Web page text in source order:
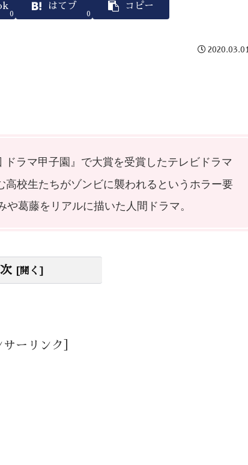
0
はてブ
0
コピー
2020.03.01
ドラマ甲子園』で大賞を受賞したテレビドラマ
校生たちがゾンビに襲われるというホラー要
葛藤をリアルに描いた人間ドラマ。
サーリンク］